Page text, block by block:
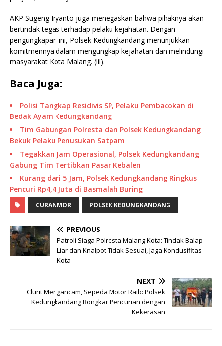
AKP Sugeng Iryanto juga menegaskan bahwa pihaknya akan
bertindak tegas terhadap pelaku kejahatan. Dengan
pengungkapan ini, Polsek Kedungkandang menunjukkan
komitmennya dalam mengungkap kejahatan dan melindungi
masyarakat Kota Malang. (lil).
Baca Juga:
Polisi Tangkap Residivis SP, Pelaku Pembacokan di
Bedak Ayam Kedungkandang
Tim Gabungan Polresta dan Polsek Kedungkandang
Bekuk Pelaku Penusukan Satpam
Tegakkan Jam Operasional, Polsek Kedungkandang
Gabung Tim Tertibkan Pasar Kebalen
Kurang dari 5 Jam, Polsek Kedungkandang Ringkus
Pencuri Rp4,4 Juta di Basmalah Buring
CURANMOR POLSEK KEDUNGKANDANG
PREVIOUS
Patroli Siaga Polresta Malang Kota: Tindak Balap
Liar dan Knalpot Tidak Sesuai, Jaga Kondusifitas
Kota
NEXT
Clurit Mengancam, Sepeda Motor Raib: Polsek
Kedungkandang Bongkar Pencurian dengan
Kekerasan